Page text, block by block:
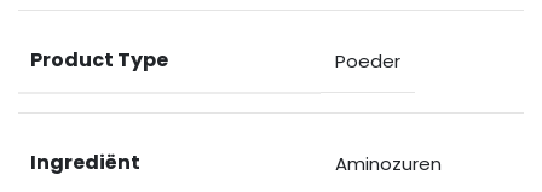
Product Type Poeder
Ingrediënt Aminozuren